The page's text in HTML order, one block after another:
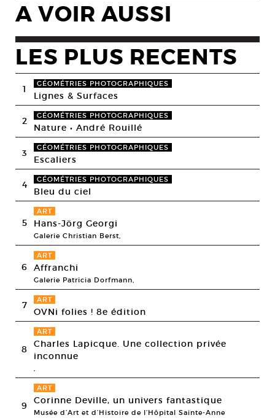
A VOIR AUSSI
LES PLUS RECENTS
1 GÉOMÉTRIES PHOTOGRAPHIQUES
Lignes & Surfaces
2 GÉOMÉTRIES PHOTOGRAPHIQUES
Nature • André Rouillé
3 GÉOMÉTRIES PHOTOGRAPHIQUES
Escaliers
4 GÉOMÉTRIES PHOTOGRAPHIQUES
Bleu du ciel
5
ART
Hans-Jörg Georgi
Galerie Christian Berst,
6
ART
Affranchi
Galerie Patricia Dorfmann,
7 ART
OVNi folies ! 8e édition
8
ART
Charles Lapicque. Une collection privée
inconnue
,
9
ART
Corinne Deville, un univers fantastique
Musée d’Art et d’Histoire de l’Hôpital Sainte-Anne